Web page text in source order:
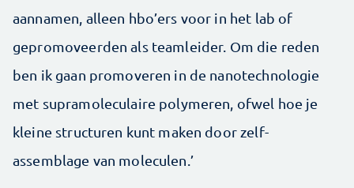
aannamen, alleen hbo’ers voor in het lab of
gepromoveerden als team­leider. Om die reden
ben ik gaan promoveren in de nanotechnologie
met supramoleculaire polymeren, ofwel hoe je
kleine structuren kunt maken door zelf­
assemblage van mole­culen.’